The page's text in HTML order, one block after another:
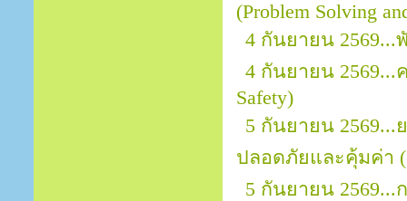
(Problem Solving
4 กันยายน
4 กันยายน 2569...
Safety)
5 กันยายน
ปลอดภัยและคุ้มค่า
5 กันยายน 2569...